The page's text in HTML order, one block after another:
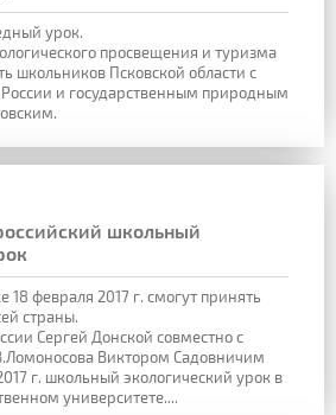
урок.
просвещения и туризма
школьников Псковской области с
и государственным природным
школьный
18 февраля 2017 г. смогут принять
страны.
Сергей Донской совместно с
Виктором Садовничим
г. школьный экологический урок в
университете....